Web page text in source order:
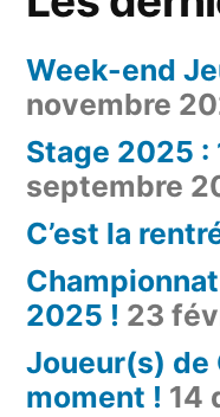
Week-end
novembre
Stage 2025 :
septembre
C’est la
2025 ! 23
Joueur(s) de
moment ! 14